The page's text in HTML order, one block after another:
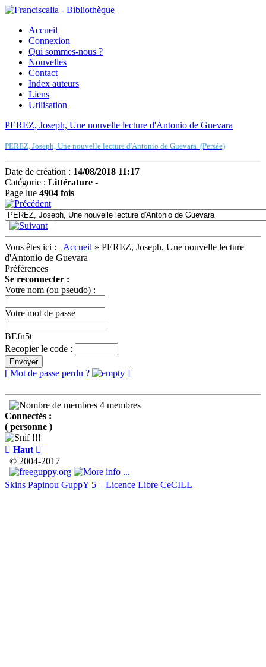
Accueil
Connexion
Qui sommes-nous ?
Nouvelles
Contact
Index auteurs
Liens
Utilisation
PEREZ, Joseph, Une nouvelle lecture d'Antonio de Guevara
PEREZ, Joseph, Une nouvelle lecture d'Antonio de Guevara (Persée)
Date de création : 14/08/2018 11:17
Catégorie : Littérature -
Page lue 4904 fois
Vous êtes ici : Accueil » PEREZ, Joseph, Une nouvelle lecture
d'Antonio de Guevara
Préférences
Se reconnecter :
Votre nom (ou pseudo) :
Votre mot de passe
BEfn5t
Recopier le code :
Envoyer
[ Mot de passe perdu ? ]
4 membres
Connectés :
( personne )
 Haut 
© 2004-2017
Skins Papinou GuppY 5 Licence Libre CeCILL